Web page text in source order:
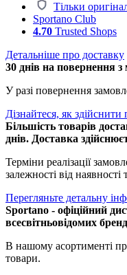
Тільки
Sportano Club
4.70 Trusted Shops
Детальніше про доставку
30 днів на повернення
У разі повернення
Дізнайтеся, як
Більшість товарів
днів. Доставка
Терміни реалізації
залежності від наявності
Перегляньте детальну
Sportano - офіційний
всесвітньовідомих
В нашому асортименті
товари.